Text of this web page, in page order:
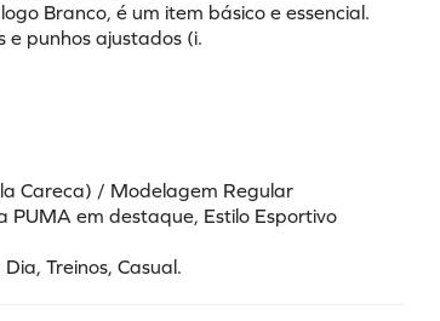
Branco, é um item básico e essencial.
e punhos ajustados (i.
Careca) / Modelagem Regular
PUMA em destaque, Estilo Esportivo
Treinos, Casual.